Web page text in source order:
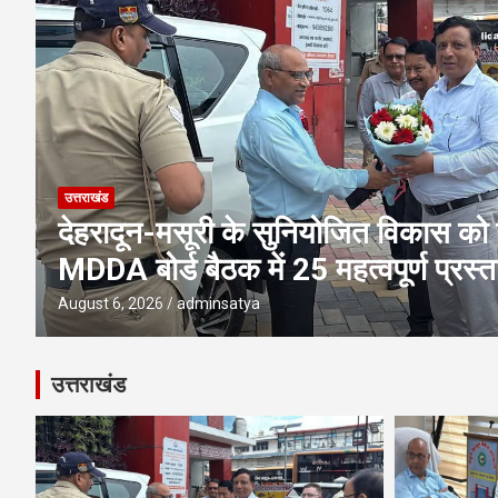
उत्तराखंड
एमडीडीए बोर्ड बैठक में 25 विकास
पूलिंग, पर्यटन, होटल, औद्योगिक भवन
परियोजनाओं पर अहम फैसले
August 6, 2026 adminsatya
उत्तराखंड